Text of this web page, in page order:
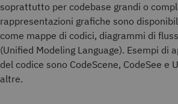
soprattutto per codebase grandi o
rappresentazioni grafiche sono
come mappe di codici, diagrammi di
(Unified Modeling Language). Esempi di
del codice sono CodeScene, CodeSee e
altre.